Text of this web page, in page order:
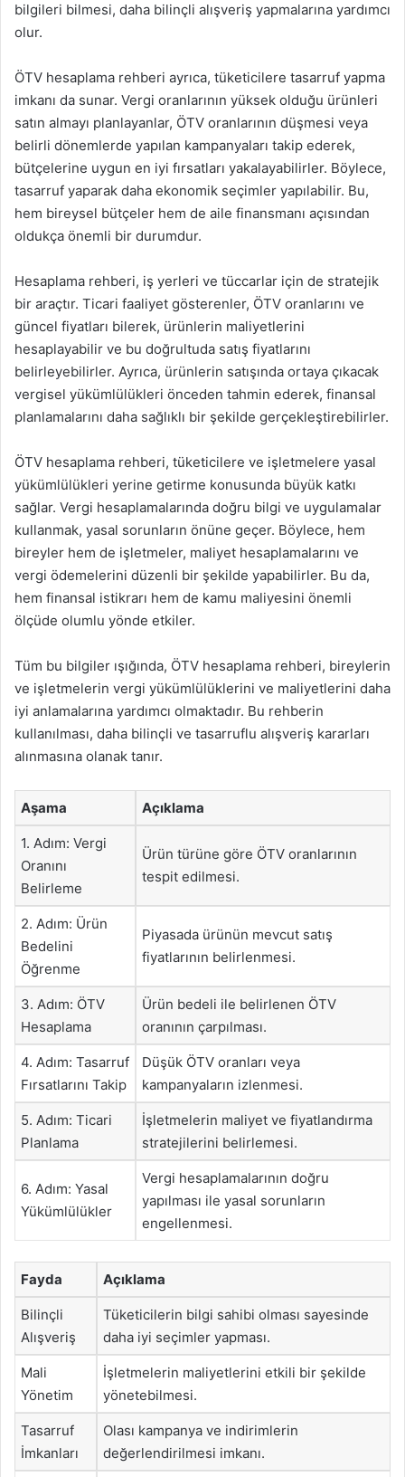
bilgileri bilmesi, daha bilinçli alışveriş yapmalarına yardımcı
olur.
ÖTV hesaplama rehberi ayrıca, tüketicilere tasarruf yapma
imkanı da sunar. Vergi oranlarının yüksek olduğu ürünleri
satın almayı planlayanlar, ÖTV oranlarının düşmesi veya
belirli dönemlerde yapılan kampanyaları takip ederek,
bütçelerine uygun en iyi fırsatları yakalayabilirler. Böylece,
tasarruf yaparak daha ekonomik seçimler yapılabilir. Bu,
hem bireysel bütçeler hem de aile finansmanı açısından
oldukça önemli bir durumdur.
Hesaplama rehberi, iş yerleri ve tüccarlar için de stratejik
bir araçtır. Ticari faaliyet gösterenler, ÖTV oranlarını ve
güncel fiyatları bilerek, ürünlerin maliyetlerini
hesaplayabilir ve bu doğrultuda satış fiyatlarını
belirleyebilirler. Ayrıca, ürünlerin satışında ortaya çıkacak
vergisel yükümlülükleri önceden tahmin ederek, finansal
planlamalarını daha sağlıklı bir şekilde gerçekleştirebilirler.
ÖTV hesaplama rehberi, tüketicilere ve işletmelere yasal
yükümlülükleri yerine getirme konusunda büyük katkı
sağlar. Vergi hesaplamalarında doğru bilgi ve uygulamalar
kullanmak, yasal sorunların önüne geçer. Böylece, hem
bireyler hem de işletmeler, maliyet hesaplamalarını ve
vergi ödemelerini düzenli bir şekilde yapabilirler. Bu da,
hem finansal istikrarı hem de kamu maliyesini önemli
ölçüde olumlu yönde etkiler.
Tüm bu bilgiler ışığında, ÖTV hesaplama rehberi, bireylerin
ve işletmelerin vergi yükümlülüklerini ve maliyetlerini daha
iyi anlamalarına yardımcı olmaktadır. Bu rehberin
kullanılması, daha bilinçli ve tasarruflu alışveriş kararları
alınmasına olanak tanır.
Aşama Açıklama
1. Adım: Vergi
Oranını
Belirleme
Ürün türüne göre ÖTV oranlarının
tespit edilmesi.
2. Adım: Ürün
Bedelini
Öğrenme
Piyasada ürünün mevcut satış
fiyatlarının belirlenmesi.
3. Adım: ÖTV
Hesaplama
Ürün bedeli ile belirlenen ÖTV
oranının çarpılması.
4. Adım: Tasarruf
Fırsatlarını Takip
Düşük ÖTV oranları veya
kampanyaların izlenmesi.
5. Adım: Ticari
Planlama
İşletmelerin maliyet ve fiyatlandırma
stratejilerini belirlemesi.
6. Adım: Yasal
Yükümlülükler
Vergi hesaplamalarının doğru
yapılması ile yasal sorunların
engellenmesi.
Fayda Açıklama
Bilinçli
Alışveriş
Tüketicilerin bilgi sahibi olması sayesinde
daha iyi seçimler yapması.
Mali
Yönetim
İşletmelerin maliyetlerini etkili bir şekilde
yönetebilmesi.
Tasarruf
İmkanları
Olası kampanya ve indirimlerin
değerlendirilmesi imkanı.